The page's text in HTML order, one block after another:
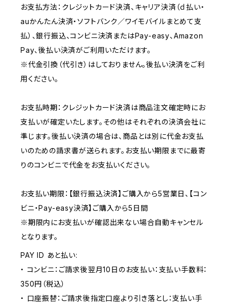
お支払方法：クレジットカード決済、キャリア決済（ｄ払い・
auかんたん決済・ソフトバンク／ワイモバイルまとめて支
払）、銀行振込、コンビニ決済またはPay-easy、Amazon
Pay、後払い決済がご利用いただけます。
※代金引換（代引き）はしておりません。後払い決済をご利
用ください。
お支払時期：クレジットカード決済は商品注文確定時にお
支払いが確定いたします。その他はそれぞれの決済会社に
準じます。後払い決済の場合は、商品とは別に代金お支払
いのための請求書が送られます。お支払い期限までに最寄
りのコンビニで代金をお支払いください。
お支払い期限：【銀行振込決済】ご購入から5営業日、【コン
ビニ・Pay-easy決済】ご購入から5日間
※期限内にお支払いが確認出来ない場合自動キャンセル
となります。
PAY ID あと払い:
・ コンビニ：ご請求後翌月10日のお支払い：支払い手数料：
350円（税込）
・ 口座振替：ご請求後指定口座より引き落とし：支払い手